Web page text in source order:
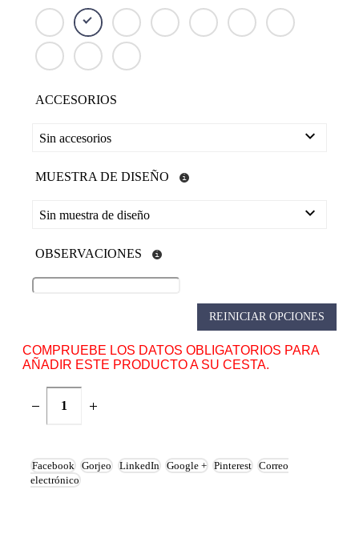
ACCESORIOS
Sin accesorios
MUESTRA DE DISEÑO
Sin muestra de diseño
OBSERVACIONES
REINICIAR OPCIONES
COMPRUEBE LOS DATOS OBLIGATORIOS PARA
AÑADIR ESTE PRODUCTO A SU CESTA.
Facebook Gorjeo LinkedIn Google + Pinterest
Correo
electrónico